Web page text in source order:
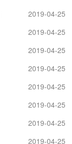
2019-04-25
2019-04-25
2019-04-25
2019-04-25
2019-04-25
2019-04-25
2019-04-25
2019-04-25